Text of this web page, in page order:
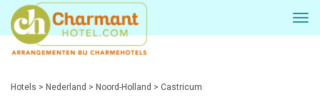
Hotels > Nederland > Noord-Holland > Castricum